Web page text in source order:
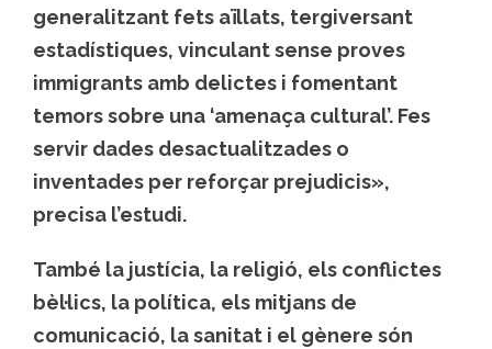
generalitzant fets aïllats, tergiversant
estadístiques, vinculant sense proves
immigrants amb delictes i fomentant
temors sobre una ‘amenaça cultural’. Fes
servir dades desactualitzades o
inventades per reforçar prejudicis»,
precisa l’estudi.
També la justícia, la religió, els conflictes
bèl·lics, la política, els mitjans de
comunicació, la sanitat i el gènere són